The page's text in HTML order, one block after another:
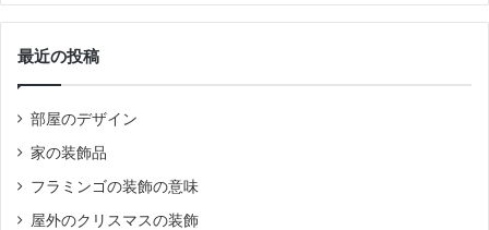
最近の投稿
部屋のデザイン
家の装飾品
フラミンゴの装飾の意味
屋外のクリスマスの装飾